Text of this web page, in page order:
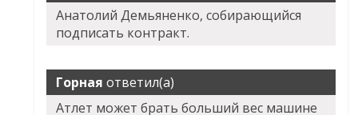
Анатолий Демьяненко, собирающийся
подписать контракт.
Горная ответил(а)
Атлет может брать больший вес машине